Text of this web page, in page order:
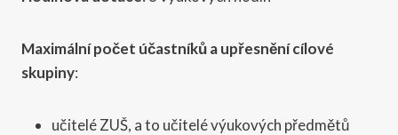
Maximální počet účastníků a upřesnění cílové
skupiny:
učitelé ZUŠ, a to učitelé výukových předmětů